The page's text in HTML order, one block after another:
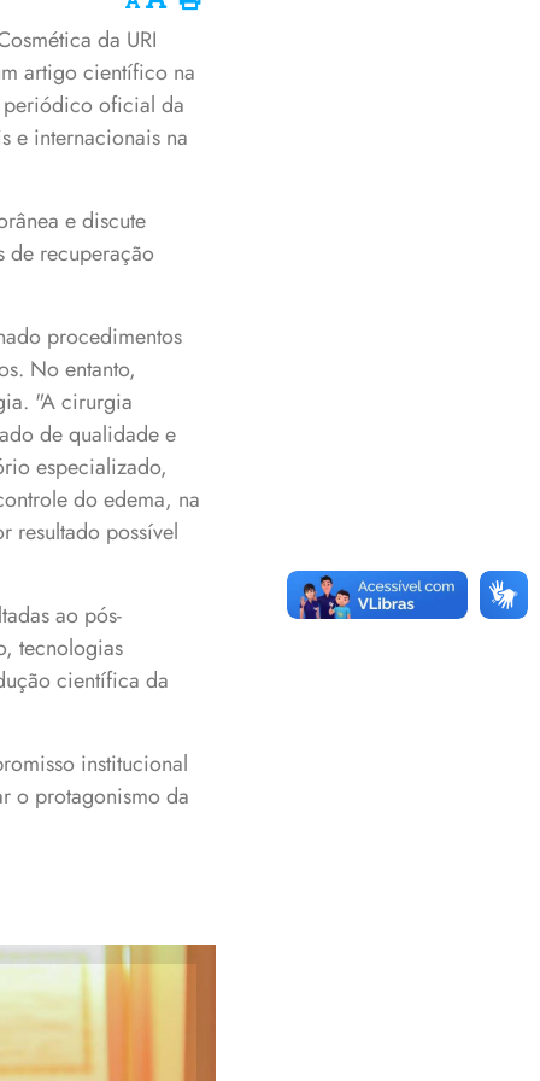
da URI
artigo científico na
periódico oficial da
e internacionais na
e discute
de recuperação
procedimentos
No entanto,
"A cirurgia
de qualidade e
especializado,
do edema, na
resultado possível
ao pós-
tecnologias
científica da
institucional
o protagonismo da